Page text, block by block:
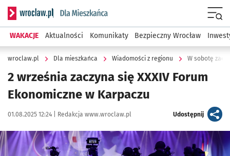
Serwis informacyjny wroclaw.pl podserwis: Dla mieszkańca
WAKACJE Aktualności Komunikaty Bezpieczny Wrocław
wroclaw.pl Dla mieszkańca Wiadomości z regionu W sobotę
2 września zaczyna się XXXIV Forum
Ekonomiczne w Karpaczu
Data publikacji:
01.08.2025 12:24 | Autor:
Redakcja www.wroclaw.pl Udostępnijartykuł
Kliknij, aby powiększyć